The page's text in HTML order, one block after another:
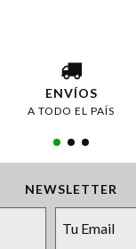
ENVÍOS
A TODO EL PAÍS
NEWSLETTER